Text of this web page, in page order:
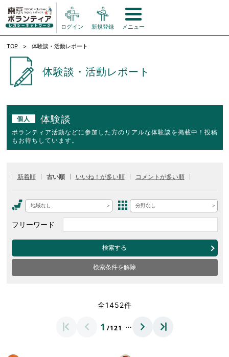
ログイン 新規登録 メニュー
TOP 体験談・活動レポート
体験談・活動レポート
個人 体験談
ボランティア活動などに参加した方のリアルな体験談を掲載中！投稿
もお待ちしています。
新着順 古い順 いいね！が多い順 コメントが多い順
地域なし 分野なし
フリーワード
検索する
検索条件を解除
全1452件
1 /121 …